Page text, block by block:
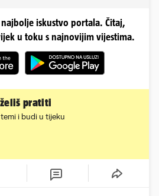
iskustvo portala. Čitaj,
u toku s najnovijim vijestima.
pratiti
i budi u tijeku